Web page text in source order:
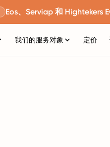
Eos、Serviap 和 Hightekers
我们的服务对象 定价